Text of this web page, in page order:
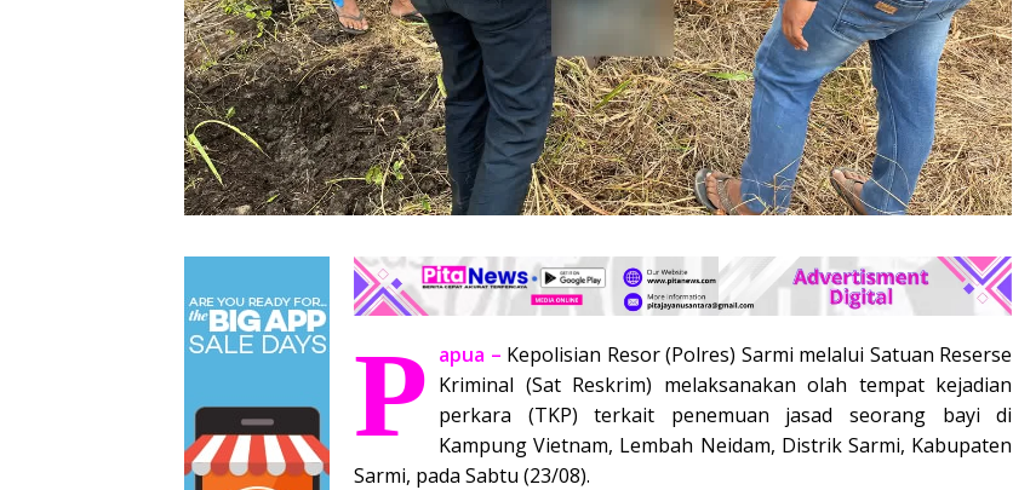
P apua – Kepolisian Resor (Polres) Sarmi melalui Satuan Reserse
Kriminal (Sat Reskrim) melaksanakan olah tempat kejadian
perkara (TKP) terkait penemuan jasad seorang bayi di
Kampung Vietnam, Lembah Neidam, Distrik Sarmi, Kabupaten
Sarmi, pada Sabtu (23/08).